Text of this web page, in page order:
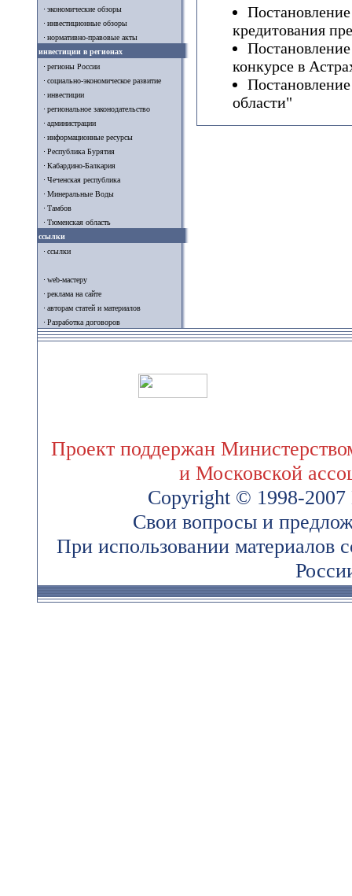
экономические обзоры
инвестиционные обзоры
нормативно-правовые акты
инвестиции в регионах
регионы России
социально-экономическое развитие
инвестиции
региональное законодательство
администрации
информационные ресурсы
Республика Бурятия
Кабардино-Балкария
Чеченская республика
Минеральные Воды
Тамбов
Тюменская область
ссылки
ссылки
web-мастеру
реклама на сайте
авторам статей и материалов
Разработка договоров
кредитования
конкурсе в
области"
Проект поддержан
и Московской
Copyright © 1998-
Свои вопросы и
При использовании материалов